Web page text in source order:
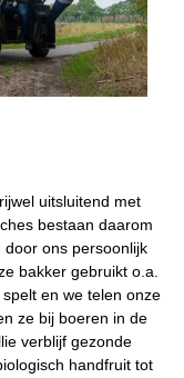
uitsluitend met
bestaan daarom
door ons persoonlijk
bakker gebruikt o.a.
en we telen onze
ze bij boeren in de
verblijf gezonde
handfruit tot